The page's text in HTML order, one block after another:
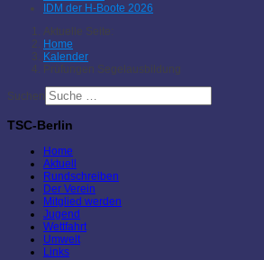
IDM der H-Boote 2026
Aktuelle Seite:
Home
Kalender
Prüfungen Segelausbildung
Suchen
TSC-Berlin
Home
Aktuell
Rundschreiben
Der Verein
Mitglied werden
Jugend
Wettfahrt
Umwelt
Links